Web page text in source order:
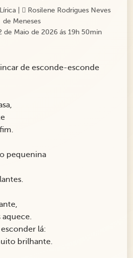
Rosilene Rodrigues Neves
de Meneses
de Maio de 2026 ás 19h 50min
de esconde-esconde
pequenina
aquece.
lá:
brilhante.